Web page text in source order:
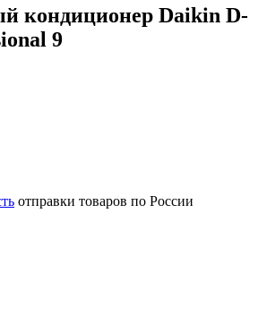
кондиционер Daikin D-
9
отправки товаров по России